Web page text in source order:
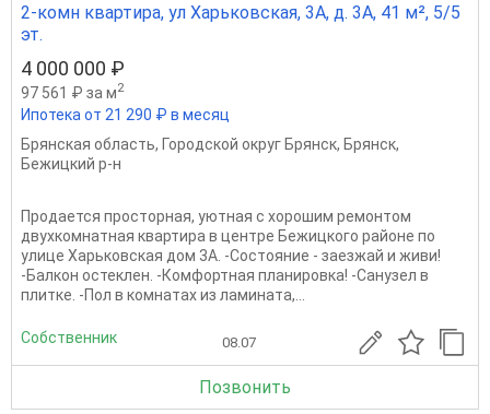
2-комн квартира, ул Харьковская, 3А, д. 3А, 41 м², 5/5
эт.
4 000 000 ₽
97 561 ₽ за м2
Ипотека от 21 290 ₽ в месяц
Брянская область, Городской округ Брянск, Брянск,
Бежицкий р-н
Продается просторная, уютная с хорошим ремонтом
двухкомнатная квартира в центре Бежицкого районе по
улице Харьковская дом 3А. -Состояние - заезжай и живи!
-Балкон остеклен. -Комфортная планировка! -Санузел в
плитке. -Пол в комнатах из ламината,...
Собственник 08.07
Позвонить